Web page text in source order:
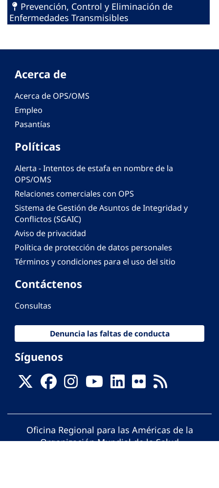
Prevención, Control y Eliminación de
Enfermedades Transmisibles
Acerca de
Acerca de OPS/OMS
Empleo
Pasantías
Políticas
Alerta - Intentos de estafa en nombre de la
OPS/OMS
Relaciones comerciales con OPS
Sistema de Gestión de Asuntos de Integridad y
Conflictos (SGAIC)
Aviso de privacidad
Política de protección de datos personales
Términos y condiciones para el uso del sitio
Contáctenos
Consultas
Denuncia las faltas de conducta
Síguenos
Oficina Regional para las Américas de la
Organización Mundial de la Salud